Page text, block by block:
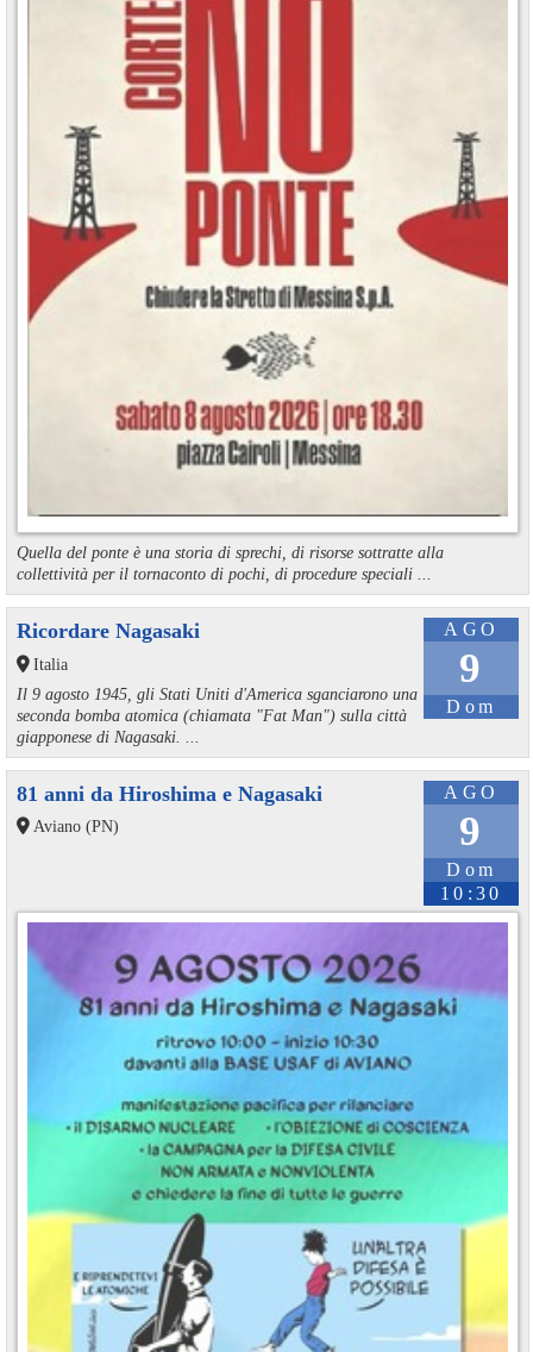
Quella del ponte è una storia di sprechi, di risorse sottratte alla
collettività per il tornaconto di pochi, di procedure speciali ...
AGO
9
Dom
Ricordare Nagasaki
Italia
Il 9 agosto 1945, gli Stati Uniti d'America sganciarono una
seconda bomba atomica (chiamata "Fat Man") sulla città
giapponese di Nagasaki. ...
AGO
9
Dom
10:30
81 anni da Hiroshima e Nagasaki
Aviano (PN)